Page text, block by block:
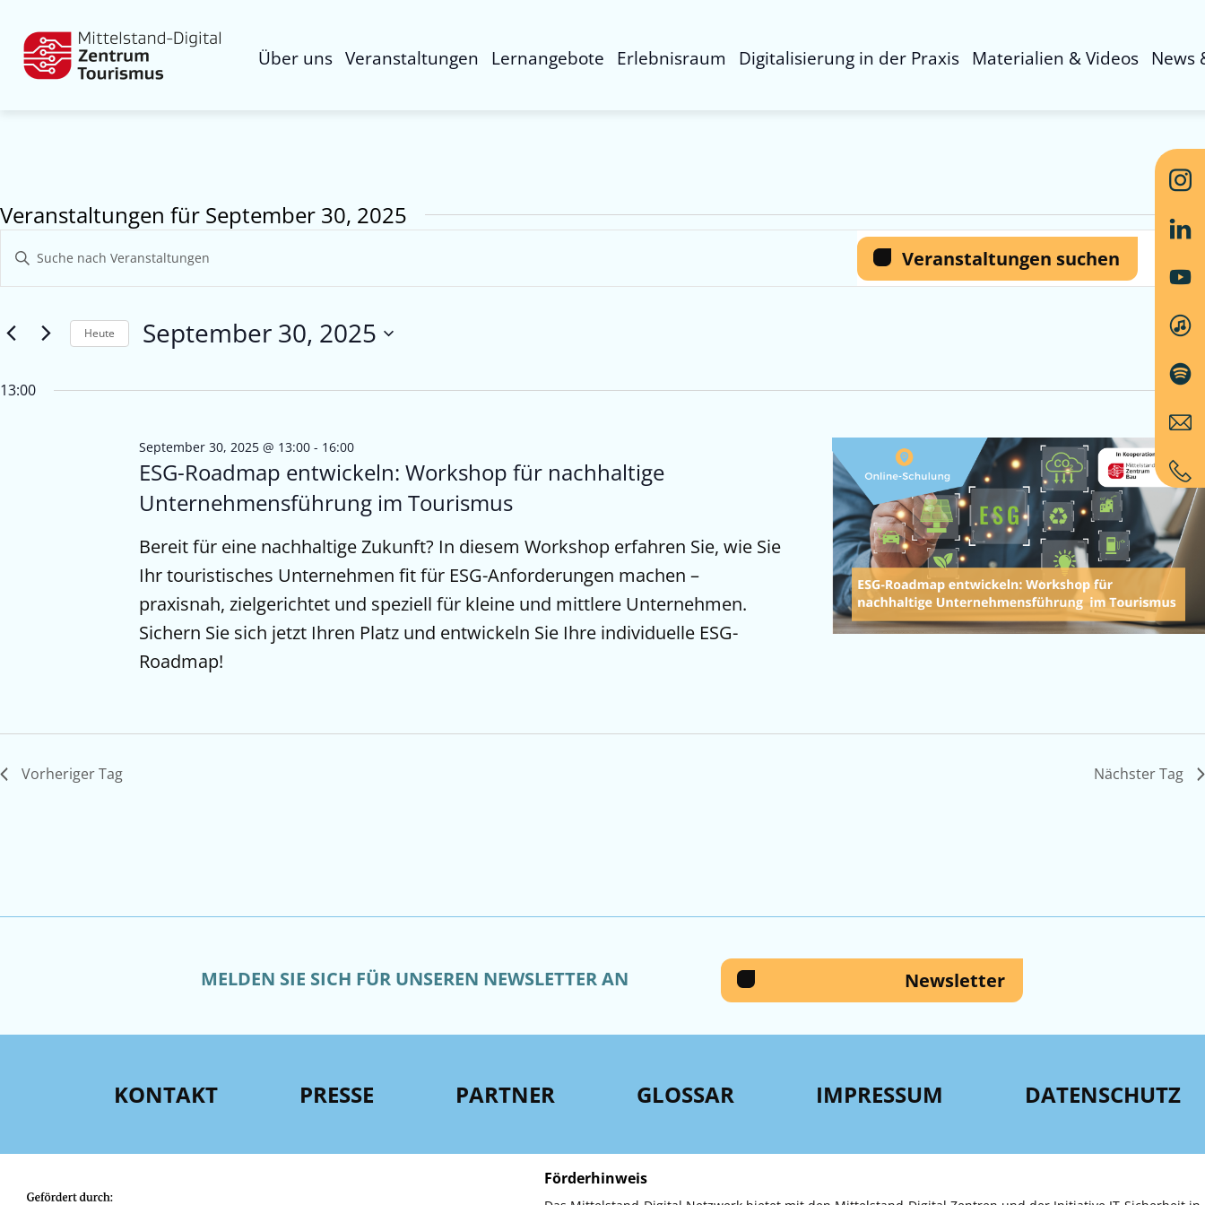
Über uns Veranstaltungen Lernangebote Erlebnisraum Digitalisierung in der Praxis Materialien & Videos News
Veranstaltungen für September 30, 2025
Veranstaltungen
Suche
Ansichten,
Bitte
Schlüsselwort
eingeben.
nach
Veranstaltungen
Veranstaltungen suchen
Heute September 30, 2025
13:00
ESG-Roadmap entwickeln: Workshop für nachhaltige
Unternehmensführung im Tourismus
September 30, 2025 @ 13:00- 16:00
Bereit für eine nachhaltige Zukunft? In diesem Workshop erfahren Sie, wie Sie
Ihr touristisches Unternehmen fit für ESG-Anforderungen machen –
praxisnah, zielgerichtet und speziell für kleine und mittlere Unternehmen.
Sichern Sie sich jetzt Ihren Platz und entwickeln Sie Ihre individuelle ESG-
Roadmap!
Vorheriger Tag Nächster Tag
MELDEN SIE SICH FÜR UNSEREN NEWSLETTER AN Newsletter
KONTAKT PRESSE PARTNER GLOSSAR IMPRESSUM DATENSCHUTZ
Förderhinweis